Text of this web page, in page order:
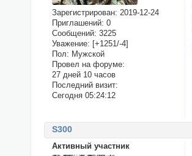
Зарегистрирован: 2019-12-24
Приглашений: 0
Сообщений: 3225
Уважение: [+1251/-4]
Пол: Мужской
Провел на форуме:
27 дней 10 часов
Последний визит:
Сегодня 05:24:12
S300
Активный участник